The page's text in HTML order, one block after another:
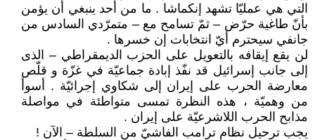
التي هي عمليّا تشهد إنكماشا . ما من أحد ينبغي أن يؤمن
بأنّ طاغية حرّض – ثمّ تسامح مع – متمرّدي السادس من
جانفي سيحترم أيّ انتخابات إن خسرها .
لن يقع إيقافه بالتعويل على الحزب الديمقراطي – الذى
إلى جانب إسرائيل قد نفّذ إبادة جماعيّة في غزّة و قلّص
معارضة الحرب على إيران إلى شكاوي إجرائيّة . أسوأ
من وهميّة ، هذه النظرة تمسى متواطئة في مواصلة
مذابح الحرب اللاشرعيّة على إيران .
يجب ترحيل نظام ترامب الفاشيّ من السلطة – الآن !